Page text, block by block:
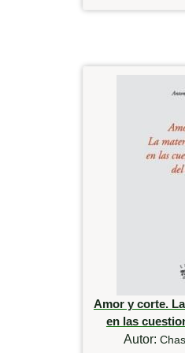
Amor y corte.
en las
Autor: